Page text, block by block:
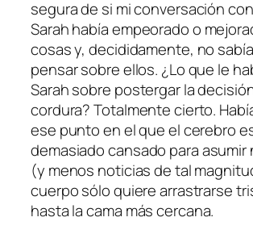
segura de si mi conversación
Sarah había empeorado o
cosas y, decididamente, no
pensar sobre ellos. ¿Lo que le
Sarah sobre postergar la
cordura? Totalmente cierto.
ese punto en el que el cerebro
demasiado cansado para asumir
(y menos noticias de tal
cuerpo sólo quiere arrastrarse
hasta la cama más cercana.